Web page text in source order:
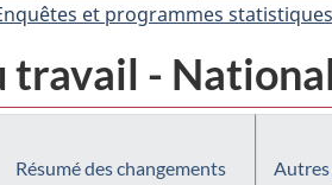
et programmes statistiques
-
Résumé des changements